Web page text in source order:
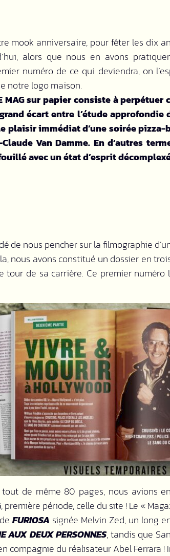
mook anniversaire, pour fêter les dix
alors que nous en avons
numéro de ce qui deviendra, on
notre logo maison.
MAG sur papier consiste à perpétuer
écart entre l’étude approfondie
plaisir immédiat d’une soirée pizza-
Van Damme. En d’autres
avec un état d’esprit
de nous pencher sur la filmographie
nous avons constitué un dossier en
de sa carrière. Ce premier
de même 80 pages, nous avions
, première période, celle du site ! Le «
FURIOSA signée Melvin Zed, un long
AUX DEUX PERSONNES,tandis que
du réalisateur Abel Ferrara !